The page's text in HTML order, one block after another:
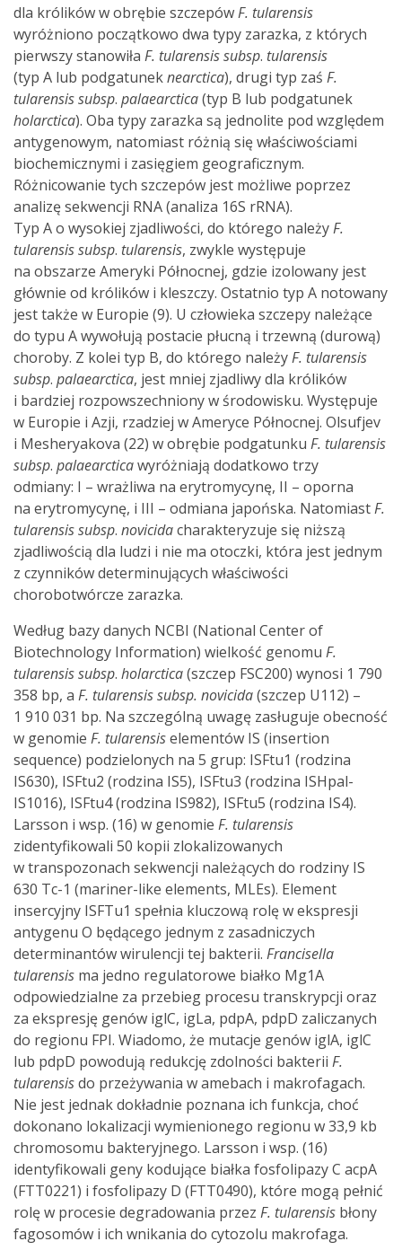
dla królików w obrębie szczepówF. tularensis
wyróżniono początkowo dwa typy zarazka, z których
pierwszy stanowiła F. tularensissubsp. tularensis
(typ A lub podgatuneknearctica), drugi typ zaś F.
tularensissubsp. palaearctica(typ B lub podgatunek
holarctica). Oba typy zarazka są jednolite pod względem
antygenowym, natomiast różnią się właściwościami
biochemicznymi i zasięgiem geograficznym.
Różnicowanie tych szczepów jest możliwe poprzez
analizę sekwencji RNA (analiza 16S rRNA).
Typ A o wysokiej zjadliwości, do którego należyF.
tularensis subsp. tularensis, zwykle występuje
na obszarze Ameryki Północnej, gdzie izolowany jest
głównie od królików i kleszczy. Ostatnio typ A notowany
jest także w Europie (9). U człowieka szczepy należące
do typu A wywołują postacie płucną i trzewną (durową)
choroby. Z kolei typ B, do którego należyF. tularensis
subsp. palaearctica, jest mniej zjadliwy dla królików
i bardziej rozpowszechniony w środowisku. Występuje
w Europie i Azji, rzadziej w Ameryce Północnej. Olsufjev
i Mesheryakova (22) w obrębie podgatunku F. tularensis
subsp. palaearcticawyróżniają dodatkowo trzy
odmiany: I – wrażliwa na erytromycynę, II – oporna
na erytromycynę, i III – odmiana japońska. NatomiastF.
tularensissubsp. novicidacharakteryzuje się niższą
zjadliwością dla ludzi i nie ma otoczki, która jest jednym
z czynników determinujących właściwości
chorobotwórcze zarazka.
Według bazy danych NCBI (National Center of
Biotechnology Information) wielkość genomu F.
tularensissubsp. holarctica(szczep FSC200) wynosi 1 790
358 bp, a F. tularensissubsp. novicida(szczep U112) –
1 910 031 bp. Na szczególną uwagę zasługuje obecność
w genomie F. tularensiselementów IS (insertion
sequence) podzielonych na 5 grup: ISFtu1 (rodzina
IS630), ISFtu2 (rodzina IS5), ISFtu3 (rodzina ISHpal-
IS1016), ISFtu4 (rodzina IS982), ISFtu5 (rodzina IS4).
Larsson i wsp. (16) w genomie F. tularensis
zidentyfikowali 50 kopii zlokalizowanych
w transpozonach sekwencji należących do rodziny IS
630 Tc-1 (mariner-like elements, MLEs). Element
insercyjny ISFTu1 spełnia kluczową rolę w ekspresji
antygenu O będącego jednym z zasadniczych
determinantów wirulencji tej bakterii. Francisella
tularensis ma jedno regulatorowe białko Mg1A
odpowiedzialne za przebieg procesu transkrypcji oraz
za ekspresję genów iglC, igLa, pdpA, pdpD zaliczanych
do regionu FPI. Wiadomo, że mutacje genów iglA, iglC
lub pdpD powodują redukcję zdolności bakterii F.
tularensisdo przeżywania w amebach i makrofagach.
Nie jest jednak dokładnie poznana ich funkcja, choć
dokonano lokalizacji wymienionego regionu w 33,9 kb
chromosomu bakteryjnego. Larsson i wsp. (16)
identyfikowali geny kodujące białka fosfolipazy C acpA
(FTT0221) i fosfolipazy D (FTT0490), które mogą pełnić
rolę w procesie degradowania przez F. tularensis błony
fagosomów i ich wnikania do cytozolu makrofaga.